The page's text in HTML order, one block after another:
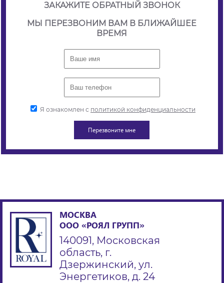
ЗАКАЖИТЕ ОБРАТНЫЙ ЗВОНОК
МЫ ПЕРЕЗВОНИМ ВАМ В БЛИЖАЙШЕЕ
ВРЕМЯ
Я ознакомлен с политикой конфиденциальности
МОСКВА
ООО «РОЯЛ ГРУПП»
140091, Московская
область, г.
Дзержинский, ул.
Энергетиков, д. 24